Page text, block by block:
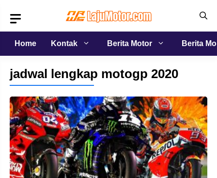
isi
Home
Kontak Berita Motor Berita
jadwal lengkap motogp 2020